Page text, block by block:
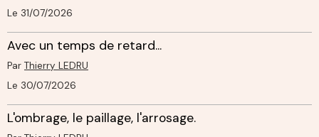
Le 31/07/2026
Avec un temps de retard...
Par Thierry LEDRU
Le 30/07/2026
L'ombrage, le paillage, l'arrosage.